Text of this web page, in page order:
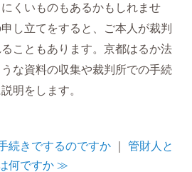
くいものもあるかもしれませ
し立てをすると、ご本人が裁判
こともあります。京都はるか法
な資料の収集や裁判所での手続
明をします。
続きでするのですか
管財人と
何ですか ≫